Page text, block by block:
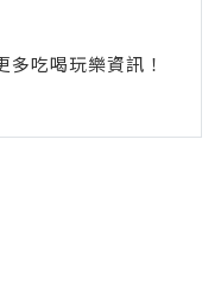
吃喝玩樂資訊！